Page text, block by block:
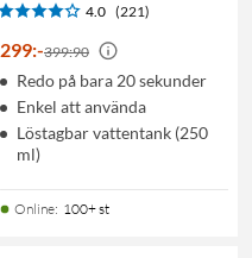
4.0 (221)
299:-399:90
Redo på bara 20 sekunder
Enkel att använda
Löstagbar vattentank (250
ml)
Online: 100+ st